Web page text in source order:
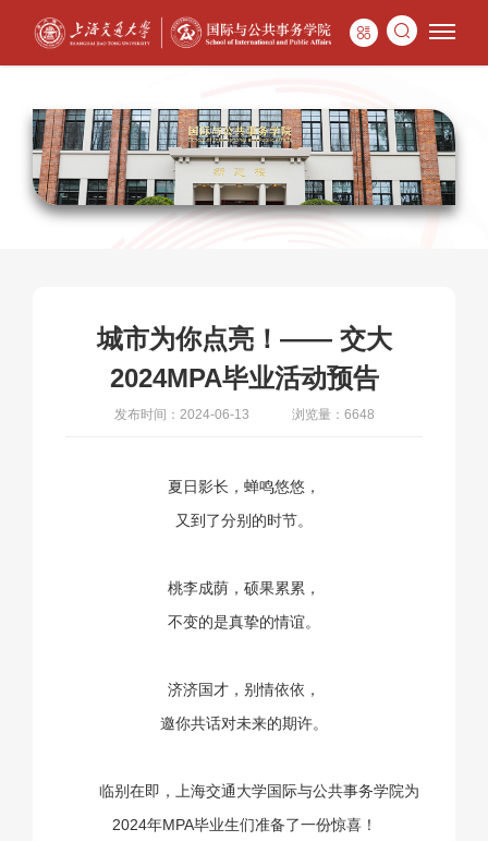
城市为你点亮！—— 交大
2024MPA毕业活动预告
发布时间：2024-06-13 浏览量：6648
夏日影长，蝉鸣悠悠，
又到了分别的时节。
桃李成荫，硕果累累，
不变的是真挚的情谊。
济济国才，别情依依，
邀你共话对未来的期许。
临别在即，上海交通大学国际与公共事务学院为
2024年MPA毕业生们准备了一份惊喜！